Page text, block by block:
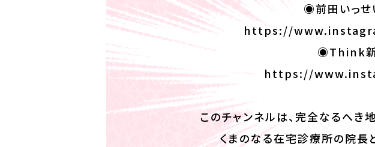
◉前田いっ
https://
◉Think
https://
このチャンネルは、完全なるへき
くまのなる在宅診療所の院長